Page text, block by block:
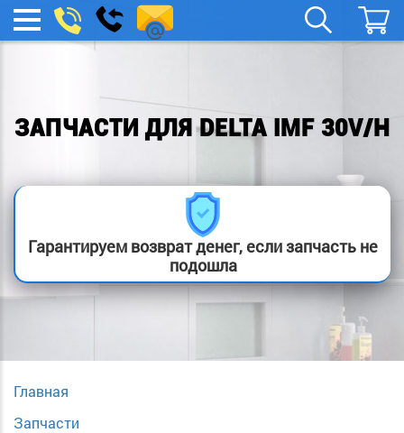
МЕНЮ
boylera@yandex.ru
Заказать
звонок
ЗАПЧАСТИ ДЛЯ DELTA IMF 30V/H
Гарантируем возврат денег, если запчасть не
подошла
Главная
Запчасти